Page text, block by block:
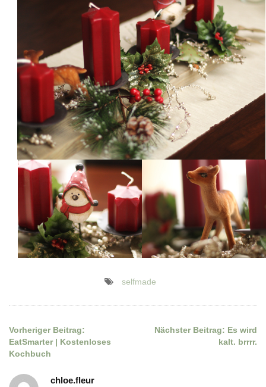
selfmade
Beitragsnavigation
Vorheriger Beitrag:
EatSmarter | Kostenloses
Kochbuch
Nächster Beitrag: Es wird
kalt. brrrr.
chloe.fleur